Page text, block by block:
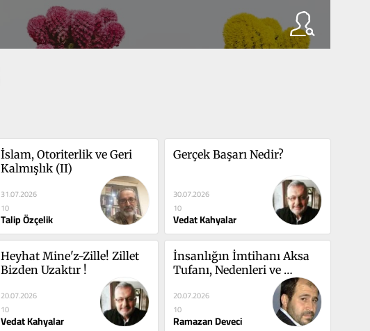
İslam, Otoriterlik ve Geri
Kalmışlık (II)
31.07.2026
10
Talip Özçelik
Gerçek Başarı Nedir?
30.07.2026
10
Vedat Kahyalar
Heyhat Mine'z-Zille! Zillet
Bizden Uzaktır !
20.07.2026
10
Vedat Kahyalar
İnsanlığın İmtihanı Aksa
Tufanı, Nedenleri ve
20.07.2026
10
Ramazan Deveci